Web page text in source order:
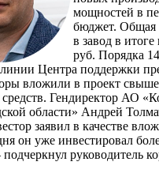
мощностей в
бюджет. Общая
в завод в
руб. Порядка
Центра поддержки
вложили в проект
Гендиректор АО
области» Андрей
заявил в качестве
он уже инвестировал
руководитель